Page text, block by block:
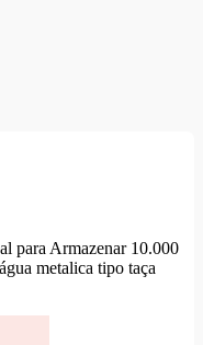
para Armazenar 10.000
metalica tipo taça